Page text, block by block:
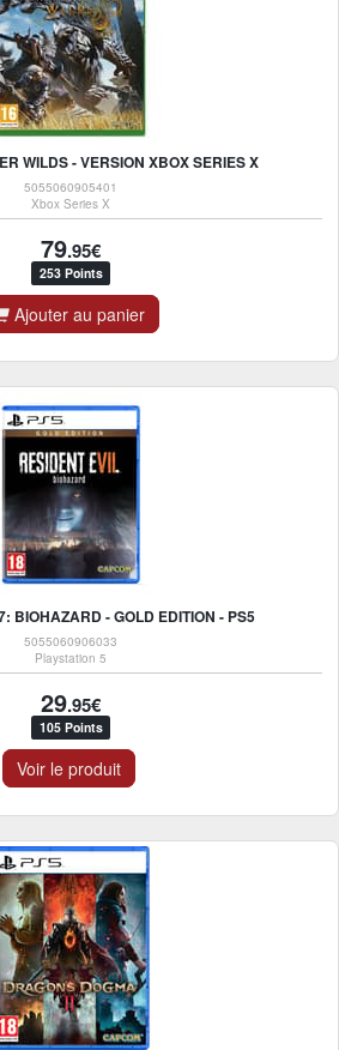
WILDS - VERSION XBOX SERIES X
5055060905401
Xbox Series X
79.95€
253 Points
Ajouter au panier
BIOHAZARD - GOLD EDITION - PS5
5055060906033
Playstation 5
29.95€
105 Points
Voir le produit